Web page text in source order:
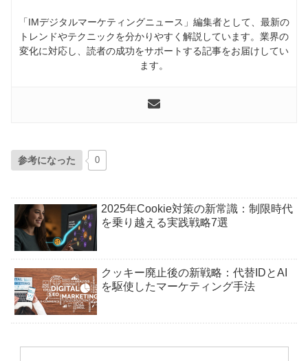
「IMデジタルマーケティングニュース」編集者として、最新の
トレンドやテクニックを分かりやすく解説しています。業界の
変化に対応し、読者の成功をサポートする記事をお届けしてい
ます。
参考になった 0
2025年Cookie対策の新常識：制限時代
を乗り越える実践戦略7選
クッキー廃止後の新戦略：代替IDとAI
を駆使したマーケティング手法